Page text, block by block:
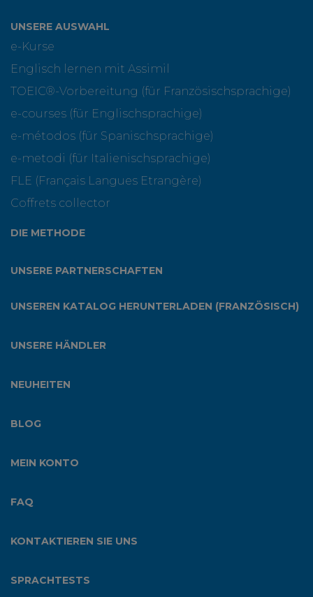
UNSERE AUSWAHL
e-Kurse
Englisch lernen mit Assimil
TOEIC®-Vorbereitung (für Französischsprachige)
e-courses (für Englischsprachige)
e-métodos (für Spanischsprachige)
e-metodi (für Italienischsprachige)
FLE (Français Langues Etrangère)
Coffrets collector
DIE METHODE
UNSERE PARTNERSCHAFTEN
UNSEREN KATALOG HERUNTERLADEN (FRANZÖSISCH)
UNSERE HÄNDLER
NEUHEITEN
BLOG
MEIN KONTO
FAQ
KONTAKTIEREN SIE UNS
SPRACHTESTS